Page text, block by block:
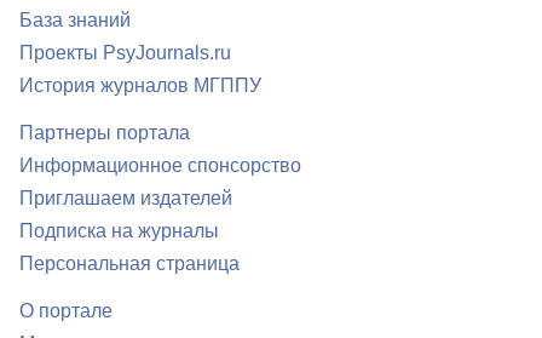
База знаний
Проекты PsyJournals.ru
История журналов МГППУ
Партнеры портала
Информационное спонсорство
Приглашаем издателей
Подписка на журналы
Персональная страница
О портале